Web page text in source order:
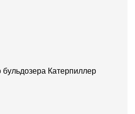
Катерпиллер